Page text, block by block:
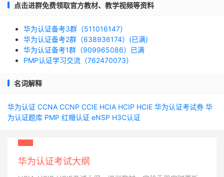
点击进群免费领取官方教材、教学视频等资料
华为认证备考3群（511016147）
华为认证备考2群（638936174）(已满)
华为认证备考1群（909965086）已满
PMP认证学习交流（762470073）
名词解释
华为认证 CCNA CCNP CCIE HCIA HCIP HCIE 华为认证考试券 华
为认证题库 PMP 红帽认证 eNSP H3C认证
华为认证考试大纲